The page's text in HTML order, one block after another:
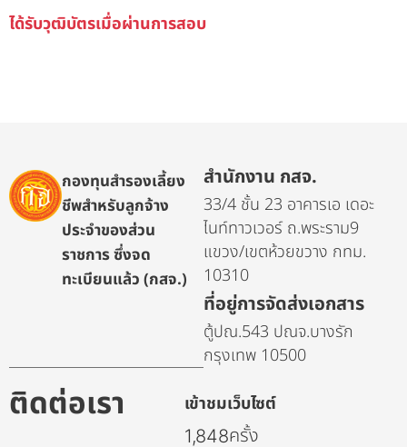
ได้รับวุฒิบัตรเมื่อผ่านการสอบ
กองทุนสำรองเลี้ยง
ชีพสำหรับลูกจ้าง
ประจำของส่วน
ราชการ ซึ่งจด
ทะเบียนแล้ว (กสจ.)
สำนักงาน กสจ.
33/4 ชั้น 23 อาคารเอ เดอะ
ไนท์ทาวเวอร์ ถ.พระราม9
แขวง/เขตห้วยขวาง กทม.
10310
ที่อยู่การจัดส่งเอกสาร
ตู้ปณ.543 ปณจ.บางรัก
กรุงเทพ 10500
ติดต่อเรา เข้าชมเว็บไซต์
1,848ครั้ง